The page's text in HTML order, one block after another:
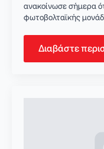
ανακοίνωσε σήμερα
φωτοβολταϊκής
Διαβάστε